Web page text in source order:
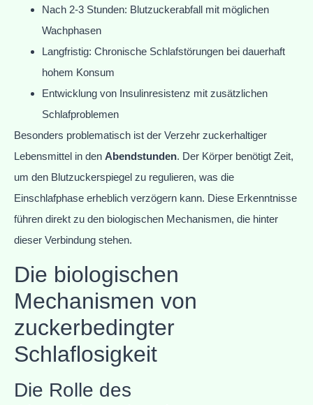
Nach 2-3 Stunden: Blutzuckerabfall mit möglichen
Wachphasen
Langfristig: Chronische Schlafstörungen bei dauerhaft
hohem Konsum
Entwicklung von Insulinresistenz mit zusätzlichen
Schlafproblemen
Besonders problematisch ist der Verzehr zuckerhaltiger
Lebensmittel in den Abendstunden. Der Körper benötigt Zeit,
um den Blutzuckerspiegel zu regulieren, was die
Einschlafphase erheblich verzögern kann. Diese Erkenntnisse
führen direkt zu den biologischen Mechanismen, die hinter
dieser Verbindung stehen.
Die biologischen
Mechanismen von
zuckerbedingter
Schlaflosigkeit
Die Rolle des